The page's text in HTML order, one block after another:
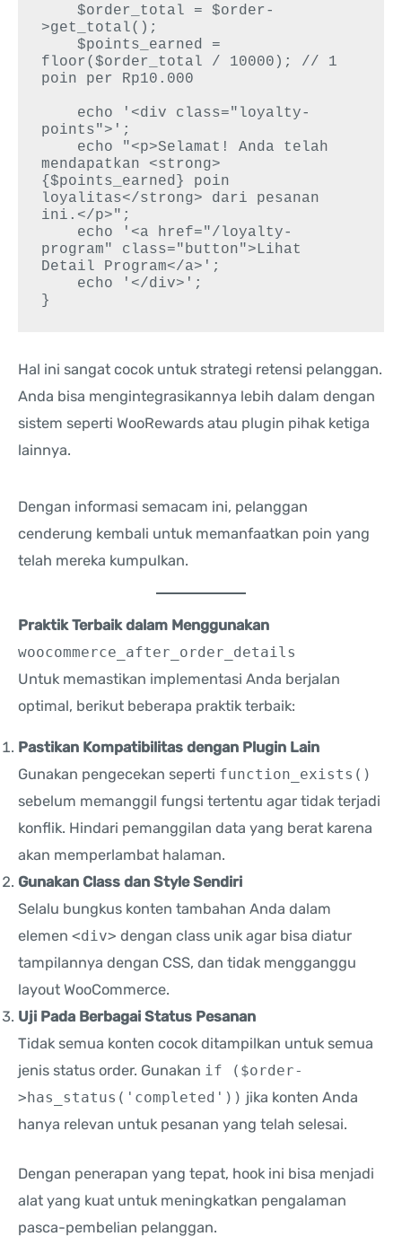
    $order_total = $order-
>get_total();
    $points_earned =
floor($order_total / 10000); // 1
poin per Rp10.000
points">';
mendapatkan <strong>
{$points_earned} poin
loyalitas</strong> dari pesanan
ini.</p>";
program" class="button">Lihat
Detail Program</a>';
Hal ini sangat cocok untuk strategi retensi pelanggan.
Anda bisa mengintegrasikannya lebih dalam dengan
sistem seperti WooRewards atau plugin pihak ketiga
lainnya.
Dengan informasi semacam ini, pelanggan
cenderung kembali untuk memanfaatkan poin yang
telah mereka kumpulkan.
Praktik Terbaik dalam Menggunakan
woocommerce_after_order_details
Untuk memastikan implementasi Anda berjalan
optimal, berikut beberapa praktik terbaik:
Pastikan Kompatibilitas dengan Plugin Lain
Gunakan pengecekan seperti function_exists()
sebelum memanggil fungsi tertentu agar tidak terjadi
konflik. Hindari pemanggilan data yang berat karena
akan memperlambat halaman.
Gunakan Class dan Style Sendiri
Selalu bungkus konten tambahan Anda dalam
elemen <div> dengan class unik agar bisa diatur
tampilannya dengan CSS, dan tidak mengganggu
layout WooCommerce.
Uji Pada Berbagai Status Pesanan
Tidak semua konten cocok ditampilkan untuk semua
jenis status order. Gunakan if ($order-
>has_status('completed')) jika konten Anda
hanya relevan untuk pesanan yang telah selesai.
Dengan penerapan yang tepat, hook ini bisa menjadi
alat yang kuat untuk meningkatkan pengalaman
pasca-pembelian pelanggan.